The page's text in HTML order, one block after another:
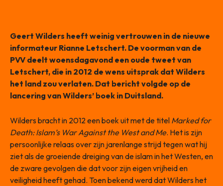
Geert Wilders heeft weinig vertrouwen in de nieuwe
informateur Rianne Letschert. De voorman van de
PVV deelt woensdagavond een oude tweet van
Letschert, die in 2012 de wens uitsprak dat Wilders
het land zou verlaten. Dat bericht volgde op de
lancering van Wilders’ boek in Duitsland.
Wilders bracht in 2012 een boek uit met de titel Marked for
Death: Islam’s War Against the West and Me. Het is zijn
persoonlijke relaas over zijn jarenlange strijd tegen wat hij
ziet als de groeiende dreiging van de islam in het Westen, en
de zware gevolgen die dat voor zijn eigen vrijheid en
veiligheid heeft gehad. Toen bekend werd dat Wilders het